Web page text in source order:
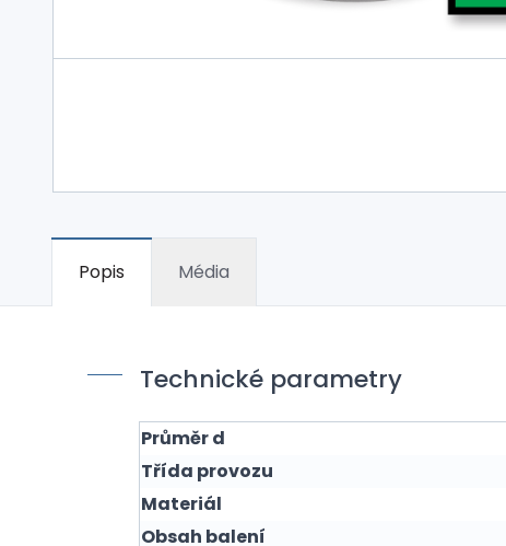
Popis Média
Technické parametry
Průměr d
Třída provozu
Materiál
Obsah balení